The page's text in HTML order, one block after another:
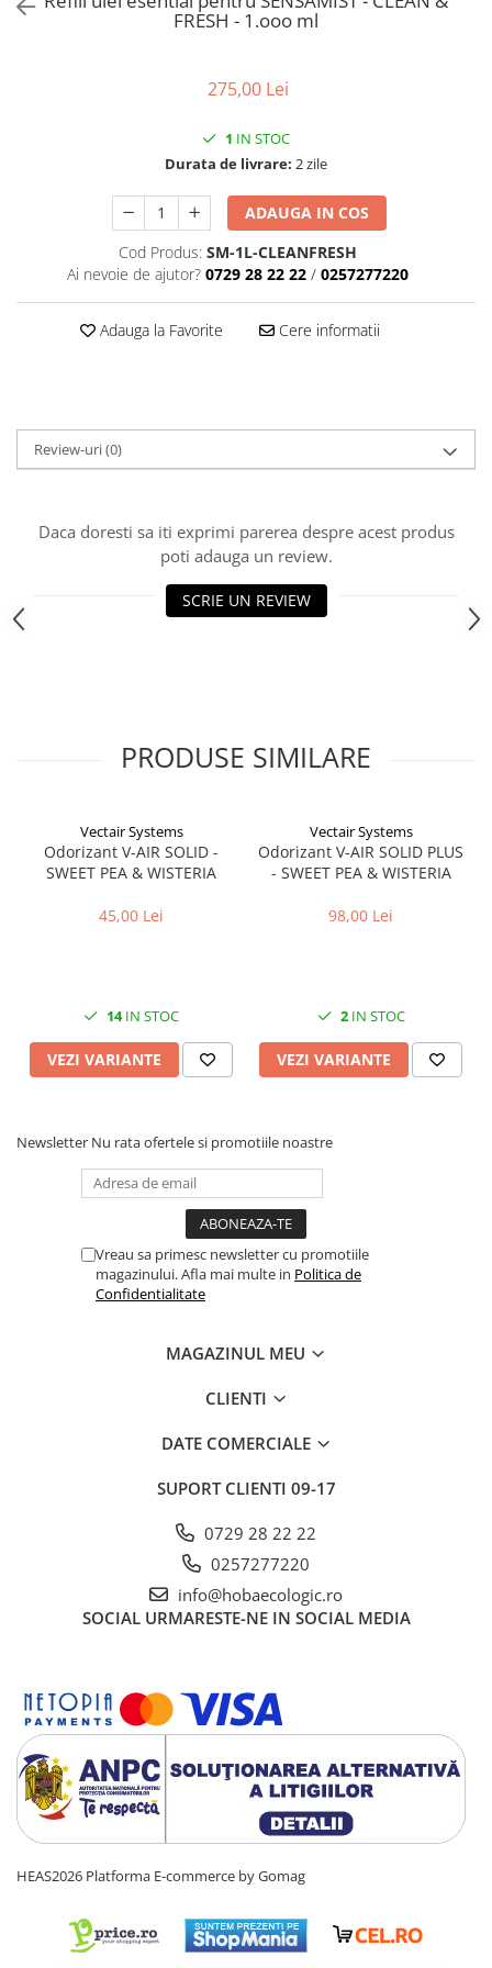
FRESH - 1.ooo ml
275,00 Lei
1 IN STOC
Durata de livrare: 2 zile
ADAUGA IN COS
Cod Produs: SM-1L-CLEANFRESH
Ai nevoie de ajutor? 0729 28 22 22 / 0257277220
Adauga la Favorite Cere informatii
Review-uri(0)
Daca doresti sa iti exprimi parerea despre acest produs
poti adauga un review.
SCRIE UN REVIEW
PRODUSE SIMILARE
Vectair Systems
Odorizant V-AIR SOLID -
SWEET PEA & WISTERIA
45,00 Lei
14IN STOC
VEZI VARIANTE
Vectair Systems
Odorizant V-AIR SOLID PLUS
- SWEET PEA & WISTERIA
98,00 Lei
2IN STOC
VEZI VARIANTE
Newsletter Nu rata ofertele si promotiile noastre
Vreau sa primesc newsletter cu promotiile
magazinului. Afla mai multe in Politica de
Confidentialitate
MAGAZINUL MEU
CLIENTI
DATE COMERCIALE
SUPORT CLIENTI 09-17
0729 28 22 22
0257277220
info@hobaecologic.ro
SOCIAL URMARESTE-NE IN SOCIAL MEDIA
HEAS2026 Platforma E-commerce by Gomag